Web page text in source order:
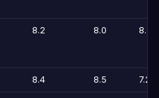
8.2 8.0 8.3
8.4 8.5 7.2